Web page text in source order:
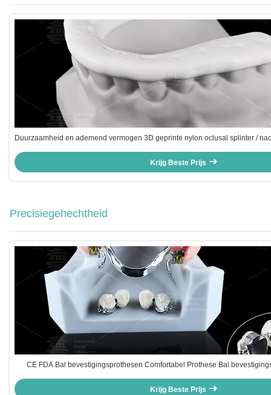
Duurzaamheid en ademend vermogen 3D geprinte nylon oclusal splinter /
Krijg Beste Prijs
Precisiegehechtheid
CE FDA Bal bevestigingsprothesen Comfortabel Prothese Bal
Krijg Beste Prijs